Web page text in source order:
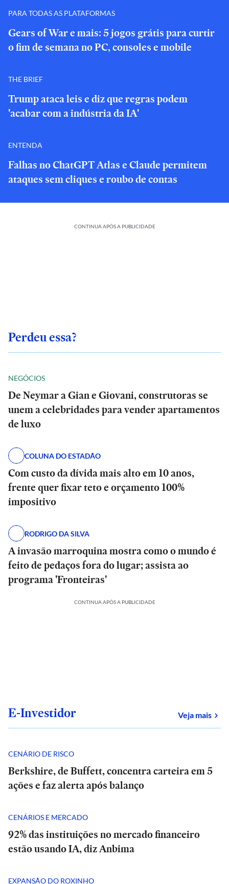
PARA TODAS AS PLATAFORMAS
Gears of War e mais: 5 jogos grátis para curtir
o fim de semana no PC, consoles e mobile
THE BRIEF
Trump ataca leis e diz que regras podem
'acabar com a indústria da IA'
ENTENDA
Falhas no ChatGPT Atlas e Claude permitem
ataques sem cliques e roubo de contas
CONTINUA APÓS A PUBLICIDADE
Perdeu essa?
NEGÓCIOS
De Neymar a Gian e Giovani, construtoras se
unem a celebridades para vender apartamentos
de luxo
COLUNA DO ESTADÃO
Com custo da dívida mais alto em 10 anos,
frente quer fixar teto e orçamento 100%
impositivo
RODRIGO DA SILVA
A invasão marroquina mostra como o mundo é
feito de pedaços fora do lugar; assista ao
programa 'Fronteiras'
CONTINUA APÓS A PUBLICIDADE
E-Investidor Veja mais
CENÁRIO DE RISCO
Berkshire, de Buffett, concentra carteira em 5
ações e faz alerta após balanço
CENÁRIOS E MERCADO
92% das instituições no mercado financeiro
estão usando IA, diz Anbima
EXPANSÃO DO ROXINHO